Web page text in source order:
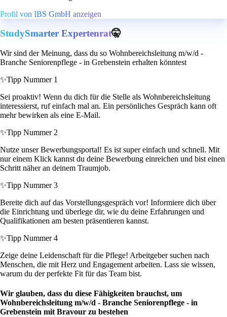
Profil von IBS GmbH anzeigen
StudySmarter Expertenrat🤫
Wir sind der Meinung, dass du so Wohnbereichsleitung m/w/d -
Branche Seniorenpflege - in Grebenstein erhalten könntest
✨Tipp Nummer 1
Sei proaktiv! Wenn du dich für die Stelle als Wohnbereichsleitung
interessierst, ruf einfach mal an. Ein persönliches Gespräch kann oft
mehr bewirken als eine E-Mail.
✨Tipp Nummer 2
Nutze unser Bewerbungsportal! Es ist super einfach und schnell. Mit
nur einem Klick kannst du deine Bewerbung einreichen und bist einen
Schritt näher an deinem Traumjob.
✨Tipp Nummer 3
Bereite dich auf das Vorstellungsgespräch vor! Informiere dich über
die Einrichtung und überlege dir, wie du deine Erfahrungen und
Qualifikationen am besten präsentieren kannst.
✨Tipp Nummer 4
Zeige deine Leidenschaft für die Pflege! Arbeitgeber suchen nach
Menschen, die mit Herz und Engagement arbeiten. Lass sie wissen,
warum du der perfekte Fit für das Team bist.
Wir glauben, dass du diese Fähigkeiten brauchst, um
Wohnbereichsleitung m/w/d - Branche Seniorenpflege - in
Grebenstein mit Bravour zu bestehen